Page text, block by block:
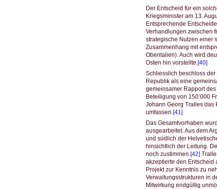
Der Entscheid für ein
Kriegsminister am 13.
Entsprechende
Verhandlungen zwischen
strategische Nutzen einer
Zusammenhang mit
Oberitalien). Auch wird
Osten hin vorstellte. [40]
Schliesslich beschloss
Republik als eine
gemeinsamer Rapport
Beteiligung von 150’000
Johann Georg Tralles das
umfassen. [41]
Das Gesamtvorhaben
ausgearbeitet. Aus dem
und südlich der
hinsichtlich der Leitung.
noch zustimmen. [42]
akzeptierte den Entscheid
Projekt zur Kenntnis zu
Verwaltungsstrukturen in
Mitwirkung endgültig